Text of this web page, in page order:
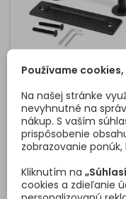
DVERE
ČIERNA MATNÁ
Madlo na posuvné
PASSADENA je
svojmu robustnému
ideálne na dizajnové
funkčné použitie. Z
strany je madlo a z
mušla vďaka ktorej
Cena
20,44 €
Používame
Na našej stránke
nevyhnutné na
nákup. S vaším
prispôsobenie
zobrazovanie
Kliknutím na
cookies a zdieľanie